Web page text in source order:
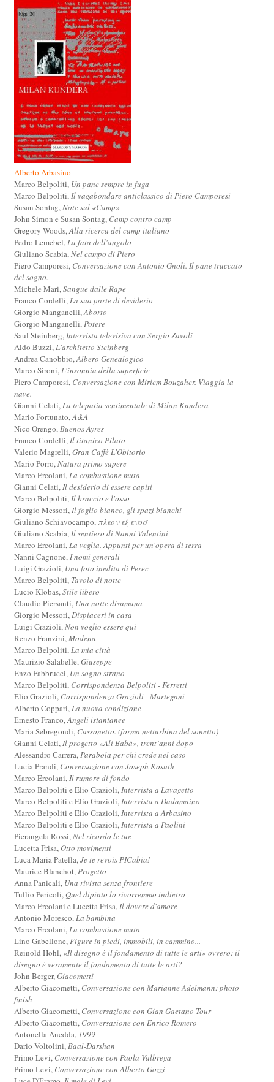
Alberto Arbasino
Marco Belpoliti, Un pane sempre in fuga
Marco Belpoliti,Il vagabondare anticlassico di Piero Camporesi
Susan Sontag,Note sul «Camp»
John Simon e Susan Sontag, Camp contro camp
Gregory Woods,Alla ricerca del camp italiano
Pedro Lemebel,La fata dell'angolo
Giuliano Scabia,Nel campo di Piero
Piero Camporesi, Conversazione con Antonio Gnoli. Il pane truccato
del sogno.
Michele Mari,Sangue dalle Rape
Franco Cordelli,La sua parte di desiderio
Giorgio Manganelli,Aborto
Giorgio Manganelli,Potere
Saul Steinberg,Intervista televisiva con Sergio Zavoli
Aldo Buzzi,L'architetto Steinberg
Andrea Canobbio,Albero Genealogico
Marco Sironi,L'insonnia della superficie
Piero Camporesi, Conversazione con Miriem Bouzaher. Viaggia la
nave.
Gianni Celati,La telepatia sentimentale di Milan Kundera
Mario Fortunato,A&A
Nico Orengo,Buenos Ayres
Franco Cordelli,Il titanico Pilato
Valerio Magrelli,Gran Caffè L'Obitorio
Mario Porro,Natura primo sapere
Marco Ercolani,La combustione muta
Gianni Celati,Il desiderio di essere capiti
Marco Belpoliti,Il braccio e l'osso
Giorgio Messori,Il foglio bianco, gli spazi bianchi
Giuliano Schiavocampo,πλεον εξ ενοσ
Giuliano Scabia,Il sentiero di Nanni Valentini
Marco Ercolani,La veglia. Appunti per un'opera di terra
Nanni Cagnone,I nomi generali
Luigi Grazioli, Una foto inedita di Perec
Marco Belpoliti, Tavolo di notte
Lucio Klobas,Stile libero
Claudio Piersanti, Una notte disumana
Giorgio Messori,Dispiaceri in casa
Luigi Grazioli,Non voglio essere qui
Renzo Franzini,Modena
Marco Belpoliti,La mia città
Maurizio Salabelle,Giuseppe
Enzo Fabbrucci, Un sogno strano
Marco Belpoliti, Corrispondenza Belpoliti - Ferretti
Elio Grazioli, Corrispondenza Grazioli - Martegani
Alberto Coppari,La nuova condizione
Ernesto Franco,Angeli istantanee
Maria Sebregondi, Cassonetto. (forma netturbina del sonetto)
Gianni Celati,Il progetto «Alì Babà», trent’anni dopo
Alessandro Carrera,Parabola per chi crede nel caso
Lucia Prandi, Conversazione con Joseph Kosuth
Marco Ercolani,Il rumore di fondo
Marco Belpoliti e Elio Grazioli,Intervista a Lavagetto
Marco Belpoliti e Elio Grazioli,Intervista a Dadamaino
Marco Belpoliti e Elio Grazioli,Intervista a Arbasino
Marco Belpoliti e Elio Grazioli,Intervista a Paolini
Pierangela Rossi,Nel ricordo le tue
Lucetta Frisa,Otto movimenti
Luca Maria Patella,Je te revois PICabia!
Maurice Blanchot,Progetto
Anna Panicali, Una rivista senza frontiere
Tullio Pericoli,Quel dipinto lo rivorremmo indietro
Marco Ercolani e Lucetta Frisa,Il dovere d'amore
Antonio Moresco,La bambina
Marco Ercolani,La combustione muta
Lino Gabellone,Figure in piedi, immobili, in cammino...
Reinold Hohl, «Il disegno è il fondamento di tutte le arti» ovvero: il
disegno è veramente il fondamento di tutte le arti?
John Berger,Giacometti
Alberto Giacometti, Conversazione con Marianne Adelmann: photo-
finish
Alberto Giacometti, Conversazione con Gian Gaetano Tour
Alberto Giacometti, Conversazione con Enrico Romero
Antonella Anedda, 1999
Dario Voltolini,Baal-Darshan
Primo Levi, Conversazione con Paola Valbrega
Primo Levi, Conversazione con Alberto Gozzi